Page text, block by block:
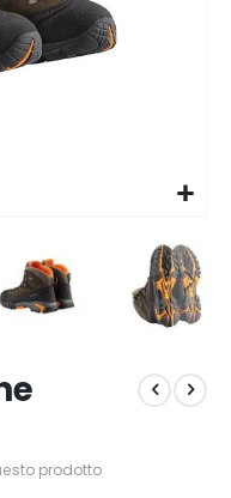
prodotto